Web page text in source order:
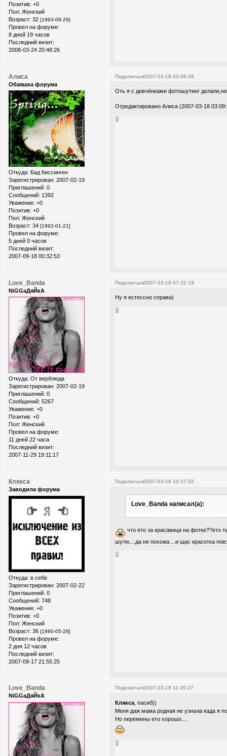
Позитив: +0
Пол: Женский
Возраст: 32 [1993-08-29]
Провел на форуме:
8 дней 19 часов
Последний визит:
2008-03-24 20:48:26
Поделиться2007-03-18 03:06:38
Алиса
Обаяшка форума
Откуда: Бад Киссинген
Зарегистрирован: 2007-02-19
Приглашений: 0
Сообщений: 1392
Уважение: +0
Позитив: +0
Пол: Женский
Возраст: 34 [1992-01-21]
Провел на форуме:
5 дней 0 часов
Последний визит:
2007-09-18 00:32:53
Оть я с девчёнками фотошутинг
Отредактировано Алиса (2007-03-18
0
Поделиться2007-03-18 07:32:19
Love_Banda
NiGGaДяЙкА
Откуда: От верблюда
Зарегистрирован: 2007-02-19
Приглашений: 0
Сообщений: 5267
Уважение: +0
Позитив: +0
Пол: Женский
Провел на форуме:
11 дней 22 часа
Последний визит:
2007-11-29 19:11:17
Ну я естессно справа)
0
Поделиться2007-03-18 10:37:32
Клякса
Заводила форума
Откуда: в себе
Зарегистрирован: 2007-02-22
Приглашений: 0
Сообщений: 748
Уважение: +0
Позитив: +0
Пол: Женский
Возраст: 36 [1990-05-28]
Провел на форуме:
2 дня 12 часов
Последний визит:
2007-09-17 21:55:25
Love_Banda написал(а):
что ето за красавица на фотке??ето
шутю....да не похожа....и щас красотка
0
Поделиться2007-03-18 11:26:27
Love_Banda
NiGGaДяЙкА
Клякса , пасиб))
Меня даж мама родная не узнала када я
Но перемены ето хорошо....
0